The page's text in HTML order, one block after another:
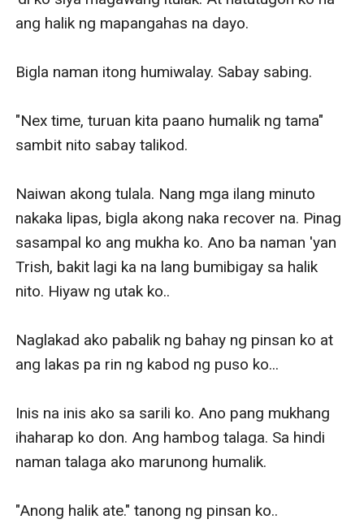
ang halik ng mapangahas na dayo.
Bigla naman itong humiwalay. Sabay sabing.
"Nex time, turuan kita paano humalik ng tama"
sambit nito sabay talikod.
Naiwan akong tulala. Nang mga ilang minuto
nakaka lipas, bigla akong naka recover na. Pinag
sasampal ko ang mukha ko. Ano ba naman 'yan
Trish, bakit lagi ka na lang bumibigay sa halik
nito. Hiyaw ng utak ko..
Naglakad ako pabalik ng bahay ng pinsan ko at
ang lakas pa rin ng kabod ng puso ko...
Inis na inis ako sa sarili ko. Ano pang mukhang
ihaharap ko don. Ang hambog talaga. Sa hindi
naman talaga ako marunong humalik.
"Anong halik ate." tanong ng pinsan ko..